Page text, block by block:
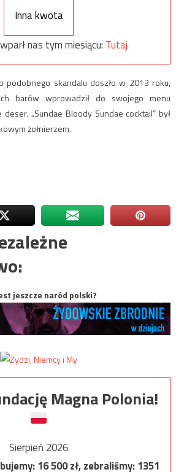
Inna kwota
nas tym miesiącu: Tutaj
podobnego skandalu doszło w 2013 roku,
barów wprowadził do swojego menu
„Sundae Bloody Sundae cocktail” był
żołnierzem.
jeszcze naród polski?
Magna Polonia!
Sierpień 2026
16 500zł, zebraliśmy:1351